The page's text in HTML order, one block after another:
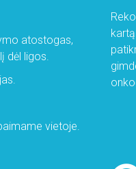
atostogas,
dėl ligos.
vietoje.